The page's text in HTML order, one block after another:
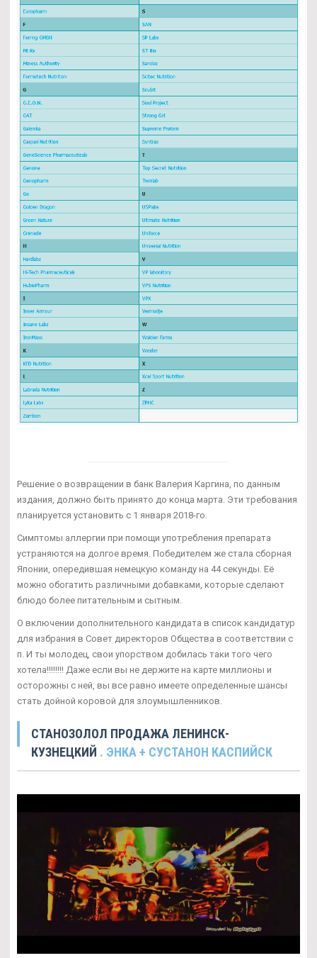
Решение о возвращении в банк Валерия Каргина, по данным
издания, должно быть принято до конца марта. Эти требования
планируется установить с 1 января 2018-го.
Симптомы аллергии при помощи употребления препарата
устраняются на долгое время. Победителем же стала сборная
Японии, опередившая немецкую команду на 44 секунды. Её
можно обогатить различными добавками, которые сделают
блюдо более питательным и сытным.
О включении дополнительного кандидата в список кандидатур
для избрания в Совет директоров Общества в соответствии с
п. И ты молодец, свои упорством добилась таки того чего
хотела!!!!!!!! Даже если вы не держите на карте миллионы и
осторожны с ней, вы все равно имеете определенные шансы
стать дойной коровой для злоумышленников.
СТАНОЗОЛОЛ ПРОДАЖА ЛЕНИНСК-
КУЗНЕЦКИЙ . ЭНКА + СУСТАНОН КАСПИЙСК